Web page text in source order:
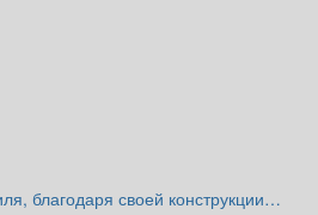
благодаря своей конструкции…